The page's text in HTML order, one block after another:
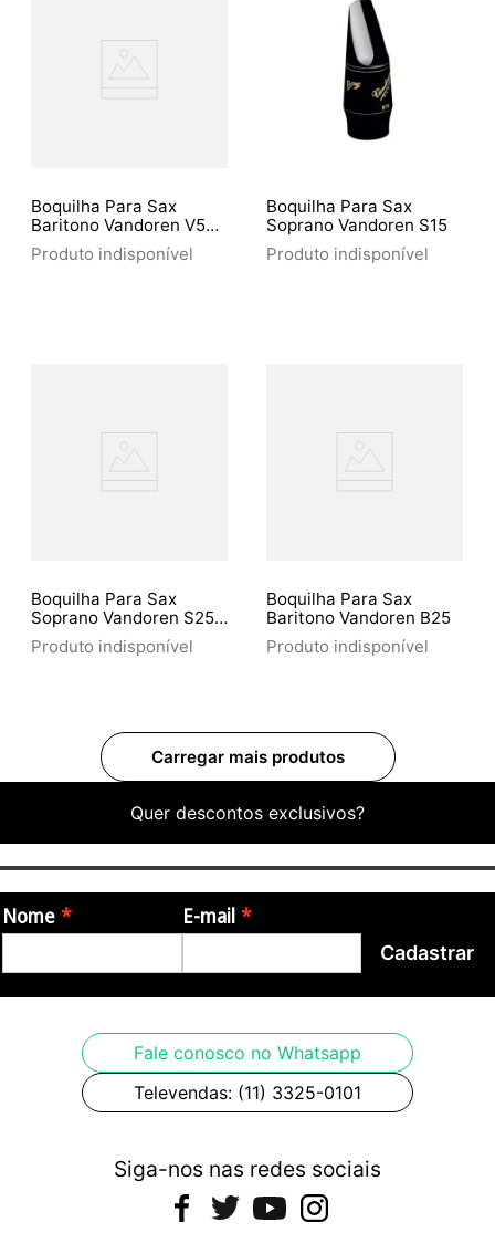
Boquilha Para Sax
Baritono Vandoren V5
B25 Sm431 Mib Eb
Produto indisponível
Boquilha Para Sax
Soprano Vandoren S15
Produto indisponível
Boquilha Para Sax
Soprano Vandoren S25
Sm4 02 Sib Bb
Produto indisponível
Boquilha Para Sax
Baritono Vandoren B25
Produto indisponível
Quer descontos exclusivos?
Nome E-mail
Cadastrar
Fale conosco no Whatsapp
Televendas: (11) 3325-0101
Siga-nos nas redes sociais